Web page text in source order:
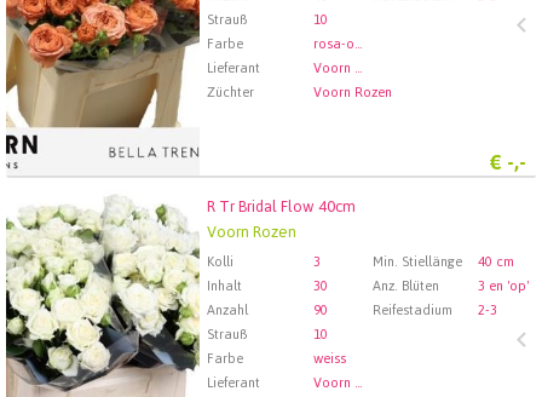
Strauß
10
Farbe
rosa-orange
Lieferant
Voorn Rozen
Züchter
Voorn Rozen
€ -,-
R Tr Bridal Flow 40cm
Voorn Rozen
Kolli 3 Min. Stiellänge
40 cm
Inhalt
30 Anz. Blüten
3 en 'op'
Anzahl
90 Reifestadium
2-3
Strauß
10
Farbe
weiss
Lieferant
Voorn Rozen
R Tr Bridal Flow 40cm
Wählen Sie zuerst ein Abfartdatum.